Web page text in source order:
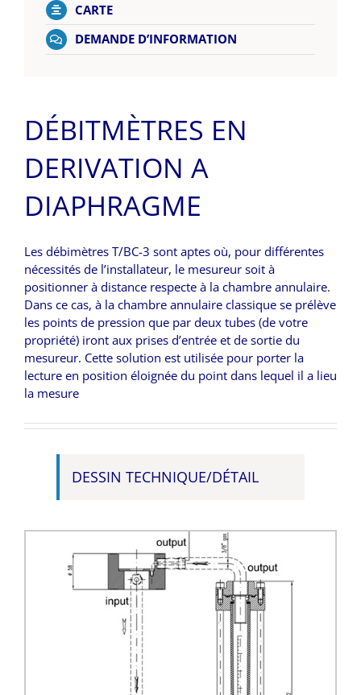
CARTE
DEMANDE D’INFORMATION
DÉBITMÈTRES EN
DERIVATION A
DIAPHRAGME
Les débimètres T/BC-3 sont aptes où, pour différentes
nécessités de l’installateur, le mesureur soit à
positionner à distance respecte à la chambre annulaire.
Dans ce cas, à la chambre annulaire classique se prélève
les points de pression que par deux tubes (de votre
propriété) iront aux prises d’entrée et de sortie du
mesureur. Cette solution est utilisée pour porter la
lecture en position éloignée du point dans lequel il a lieu
la mesure
DESSIN TECHNIQUE/DÉTAIL